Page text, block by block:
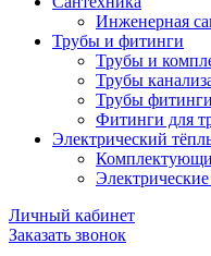
Инженерная
Трубы и фитинги
Трубы и
Трубы
Трубы
Фитинги для
Электрический
Личный кабинет
Заказать звонок